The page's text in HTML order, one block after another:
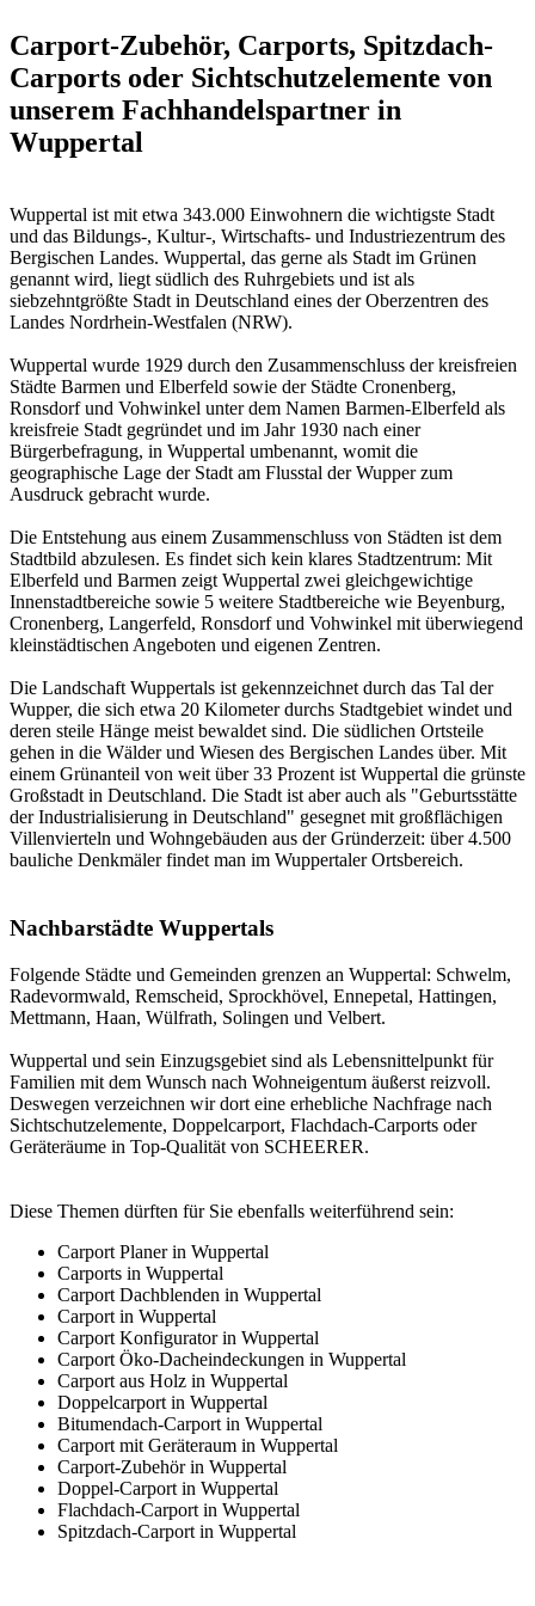
Carport-Zubehör, Carports, Spitzdach-
Carports oder Sichtschutzelemente von
unserem Fachhandelspartner in
Wuppertal
Wuppertal ist mit etwa 343.000 Einwohnern die wichtigste Stadt
und das Bildungs-, Kultur-, Wirtschafts- und Industriezentrum des
Bergischen Landes. Wuppertal, das gerne als Stadt im Grünen
genannt wird, liegt südlich des Ruhrgebiets und ist als
siebzehntgrößte Stadt in Deutschland eines der Oberzentren des
Landes Nordrhein-Westfalen (NRW).
Wuppertal wurde 1929 durch den Zusammenschluss der kreisfreien
Städte Barmen und Elberfeld sowie der Städte Cronenberg,
Ronsdorf und Vohwinkel unter dem Namen Barmen-Elberfeld als
kreisfreie Stadt gegründet und im Jahr 1930 nach einer
Bürgerbefragung, in Wuppertal umbenannt, womit die
geographische Lage der Stadt am Flusstal der Wupper zum
Ausdruck gebracht wurde.
Die Entstehung aus einem Zusammenschluss von Städten ist dem
Stadtbild abzulesen. Es findet sich kein klares Stadtzentrum: Mit
Elberfeld und Barmen zeigt Wuppertal zwei gleichgewichtige
Innenstadtbereiche sowie 5 weitere Stadtbereiche wie Beyenburg,
Cronenberg, Langerfeld, Ronsdorf und Vohwinkel mit überwiegend
kleinstädtischen Angeboten und eigenen Zentren.
Die Landschaft Wuppertals ist gekennzeichnet durch das Tal der
Wupper, die sich etwa 20 Kilometer durchs Stadtgebiet windet und
deren steile Hänge meist bewaldet sind. Die südlichen Ortsteile
gehen in die Wälder und Wiesen des Bergischen Landes über. Mit
einem Grünanteil von weit über 33 Prozent ist Wuppertal die grünste
Großstadt in Deutschland. Die Stadt ist aber auch als "Geburtsstätte
der Industrialisierung in Deutschland" gesegnet mit großflächigen
Villenvierteln und Wohngebäuden aus der Gründerzeit: über 4.500
bauliche Denkmäler findet man im Wuppertaler Ortsbereich.
Nachbarstädte Wuppertals
Folgende Städte und Gemeinden grenzen an Wuppertal: Schwelm,
Radevormwald, Remscheid, Sprockhövel, Ennepetal, Hattingen,
Mettmann, Haan, Wülfrath, Solingen und Velbert.
Wuppertal und sein Einzugsgebiet sind als Lebensnittelpunkt für
Familien mit dem Wunsch nach Wohneigentum äußerst reizvoll.
Deswegen verzeichnen wir dort eine erhebliche Nachfrage nach
Sichtschutzelemente, Doppelcarport, Flachdach-Carports oder
Geräteräume in Top-Qualität von SCHEERER.
Diese Themen dürften für Sie ebenfalls weiterführend sein:
Carport Planer in Wuppertal
Carports in Wuppertal
Carport Dachblenden in Wuppertal
Carport in Wuppertal
Carport Konfigurator in Wuppertal
Carport Öko-Dacheindeckungen in Wuppertal
Carport aus Holz in Wuppertal
Doppelcarport in Wuppertal
Bitumendach-Carport in Wuppertal
Carport mit Geräteraum in Wuppertal
Carport-Zubehör in Wuppertal
Doppel-Carport in Wuppertal
Flachdach-Carport in Wuppertal
Spitzdach-Carport in Wuppertal